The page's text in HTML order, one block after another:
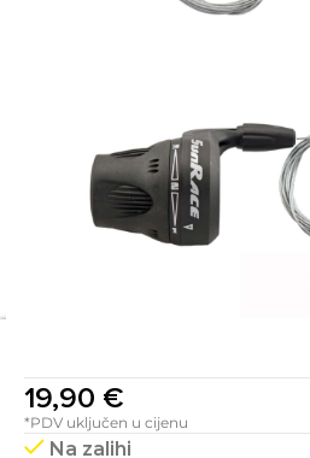
19,90 €
*PDV uključen u cijenu
Na zalihi